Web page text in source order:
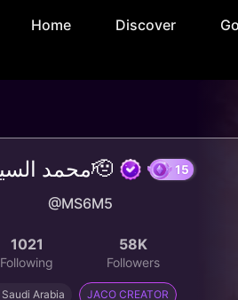
Home Discover
محمد السيوفي🫡
@MS6M5
1021
Following
58K
Followers
Saudi Arabia JACO CREATOR